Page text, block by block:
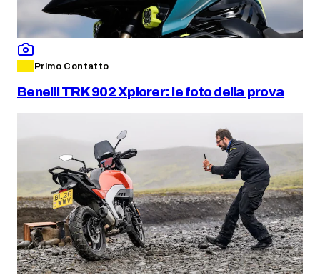
Primo Contatto
Benelli TRK 902 Xplorer: le foto della prova